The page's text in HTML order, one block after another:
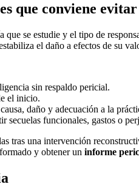
que conviene evitar
que se estudie y el tipo de
el daño a efectos de su
sin respaldo pericial.
el inicio.
daño y adecuación a la
secuelas funcionales, gastos o
tras una intervención
y obtener un informe